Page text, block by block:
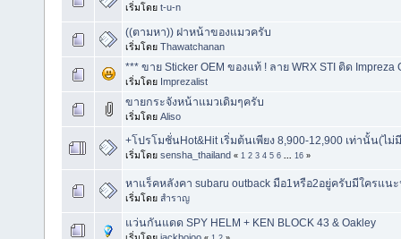
เริ่มโดย t-u-n
((ตามหา)) ฝาหน้าของแมวครับ
เริ่มโดย Thawatchanan
*** ขาย Sticker OEM ของแท้ ! ลาย WRX STI ติด
เริ่มโดย Imprezalist
ขายกระจังหน้าแมวเดิมๆครับ
เริ่มโดย Aliso
+โปรโมชั่นHot&Hit เริ่มต้นเพียง 8,900-12,900 เท่านั้น(ไม่
เริ่มโดย sensha_thailand « 1 2 3 4 5 6 16 »
หาแร็คหลังคา subaru outback มือ1หรือ2อยู่ครับมีใครแน
เริ่มโดย สำราญ
แว่นกันแดด SPY HELM + KEN BLOCK 43 & Oakley
เริ่มโดย jackbojoo